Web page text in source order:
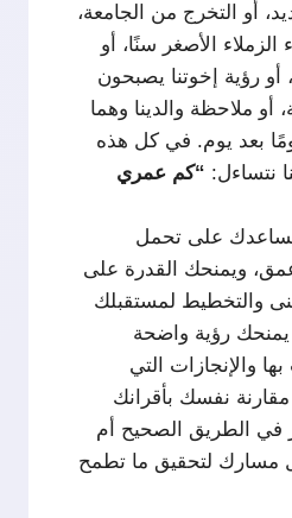
أو التخرج من الجامعة،
الزملاء الأصغر سنًا، أو
رؤية إخوتنا يصبحون
أو ملاحظة والدينا وهما
بعد يوم. في كل هذه
نتساءل: “كم عمري
على تحمل
ويمنحك القدرة على
والتخطيط لمستقبلك
يمنحك رؤية واضحة
والإنجازات التي
نفسك بأقرانك
في الطريق الصحيح أم
مسارك لتحقيق ما تطمح